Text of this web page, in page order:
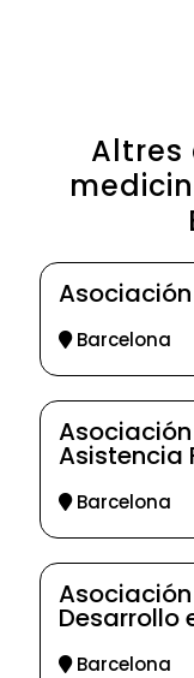
Altres
Barcelona
Asistencia
Barcelona
Desarrollo
Barcelona